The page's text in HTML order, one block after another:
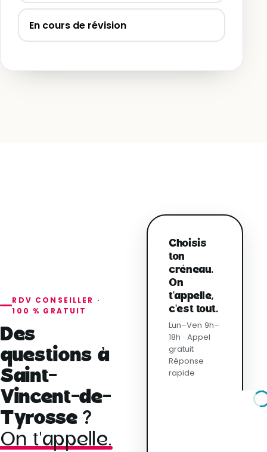
En cours de révision
RDV CONSEILLER ·
100 % GRATUIT
Des
questions à
Saint-
Vincent-de-
Tyrosse ?
On t'appelle.
Choisis
ton
créneau.
On
t'appelle,
c'est tout.
Lun–Ven 9h–
18h · Appel
gratuit ·
Réponse
rapide